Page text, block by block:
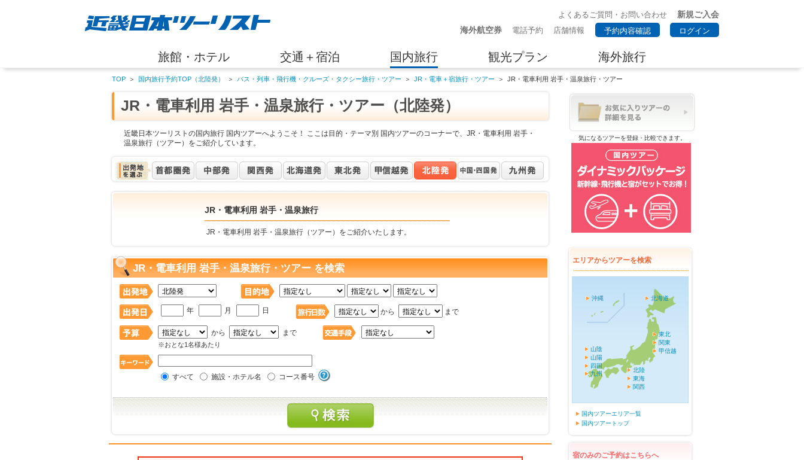
よくあるご質問・お問い合わせ
新規ご入会
海外航空券
電話予約 店舗情報 予約内容確認 ログイン
旅館・ホテル 交通＋宿泊 国内旅行 観光プラン 海外旅行
TOP ＞ 国内旅行予約TOP（北陸発） ＞ バス・列車・飛行機・クルーズ・タクシー旅行・ツアー ＞ JR・電車＋宿旅行・ツアー ＞ JR・電車利用 岩手・温泉旅行・ツアー
JR・電車利用 岩手・温泉旅行・ツアー（北陸発）
近畿日本ツーリストの国内旅行 国内ツアーへようこそ！ ここは目的・テーマ別 国内ツアーのコーナーで、JR・電車利用 岩手・
温泉旅行（ツアー）をご紹介しています。
JR・電車利用 岩手・温泉旅行
JR・電車利用 岩手・温泉旅行（ツアー）をご紹介いたします。
JR・電車利用 岩手・温泉旅行・ツアー を検索
年 月 日 から まで
から まで
※おとな1名様あたり
すべて 施設・ホテル名 コース番号
気になるツアーを登録・比較できます。
エリアからツアーを検索
北海道
東北
関東
甲信越
北陸
東海
関西
山陰
山陽
四国
九州
沖縄
国内ツアーエリア一覧
国内ツアートップ
宿のみのご予約はこちらへ